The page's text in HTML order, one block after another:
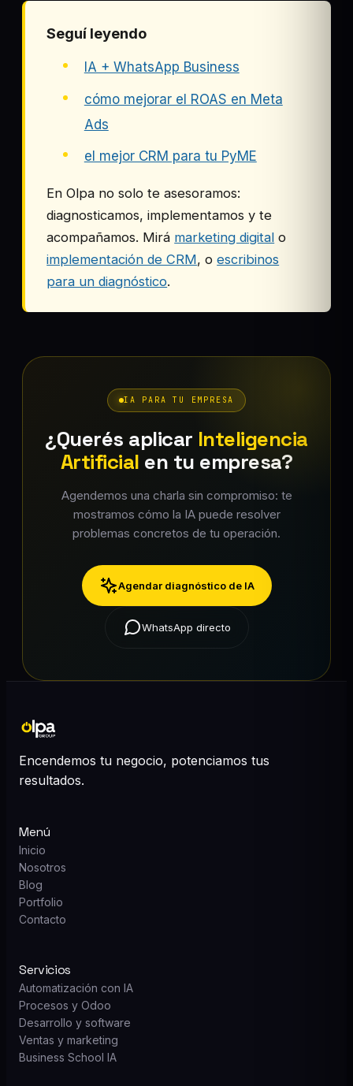
Seguí leyendo
IA + WhatsApp Business
cómo mejorar el ROAS en Meta
Ads
el mejor CRM para tu PyME
En Olpa no solo te asesoramos:
diagnosticamos, implementamos y te
acompañamos. Mirá marketing digital o
implementación de CRM, oescribinos
para un diagnóstico.
IA PARA TU EMPRESA
¿Querés aplicar Inteligencia
Artificial en tu empresa?
Agendemos una charla sin compromiso: te
mostramos cómo la IA puede resolver
problemas concretos de tu operación.
Agendar diagnóstico de IA
WhatsApp directo
Encendemos tu negocio, potenciamos tus
resultados.
Menú
Inicio
Nosotros
Blog
Portfolio
Contacto
Servicios
Automatización con IA
Procesos y Odoo
Desarrollo y software
Ventas y marketing
Business School IA